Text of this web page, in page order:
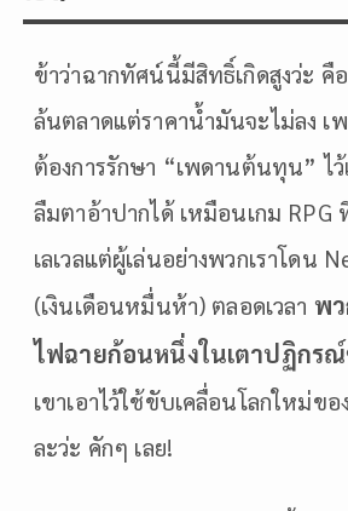
ข้าว่าฉากทัศน์นี้มีสิทธิ์เกิดสูงว่ะ คื
ล้นตลาดแต่ราคาน้ำมันจะไม่ลง เ
ต้องการรักษา “เพดานต้นทุน” ไว้
ลืมตาอ้าปากได้ เหมือนเกม
เลเวลแต่ผู้เล่นอย่างพวกเราโดน
(เงินเดือนหมื่นห้า) ตลอดเวลา พ
ไฟฉายก้อนหนึ่งในเตาปฏิกร
เขาเอาไว้ใช้ขับเคลื่อนโลกใหม่ข
ละว่ะ คักๆ เลย!